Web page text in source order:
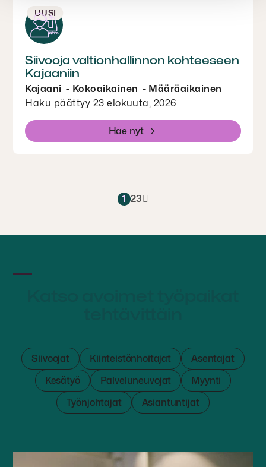
UUSI
Siivooja valtionhallinnon kohteeseen
Kajaaniin
Kajaani Kokoaikainen
Määräaikainen
Haku päättyy 23 elokuuta, 2026
Hae nyt
1 23
Siivoojat Kiinteistönhoitajat
Asentajat
Kesätyö
Palveluneuvojat
Myynti
Työnjohtajat
Asiantuntijat